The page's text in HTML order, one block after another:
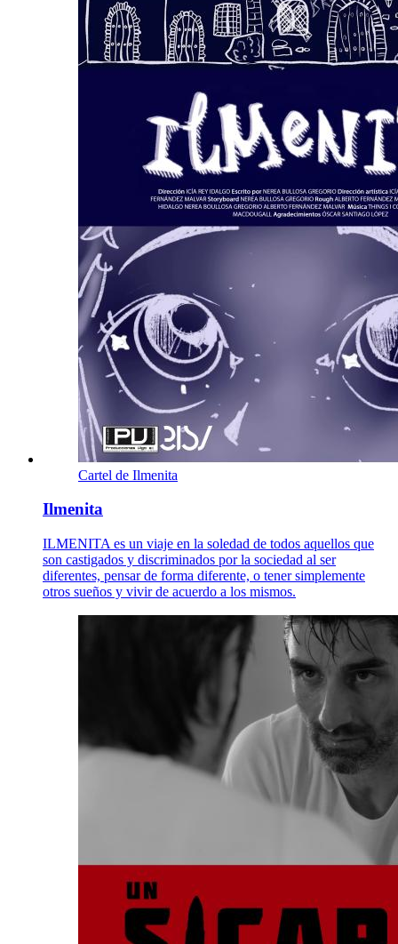
Cartel de Ilmenita
Ilmenita
ILMENITA es un viaje en la soledad de todos aquellos que
son castigados y discriminados por la sociedad al ser
diferentes, pensar de forma diferente, o tener simplemente
otros sueños y vivir de acuerdo a los mismos.